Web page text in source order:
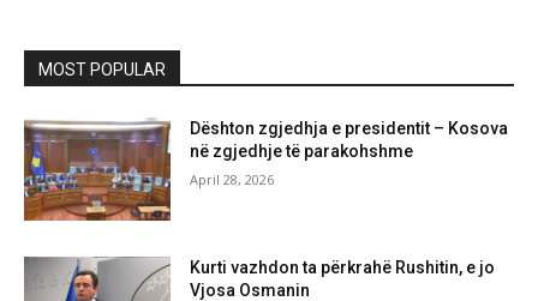
MOST POPULAR
Dështon zgjedhja e presidentit – Kosova
në zgjedhje të parakohshme
April 28, 2026
Kurti vazhdon ta përkrahë Rushitin, e jo
Vjosa Osmanin